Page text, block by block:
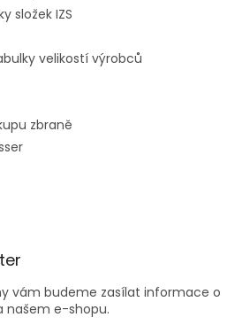
složek IZS
velikostí výrobců
zbraně
vám budeme zasílat informace o
našem e-shopu.